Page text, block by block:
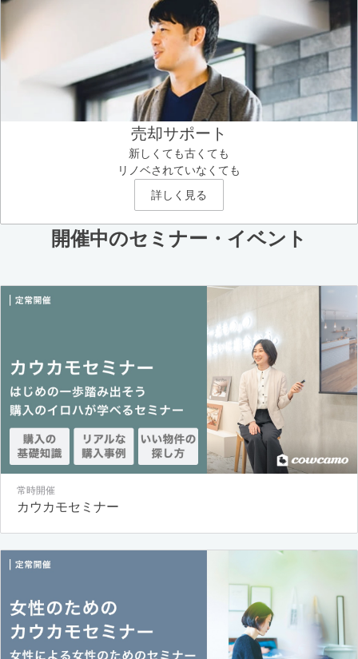
売却サポート
新しくても古くても
リノベされていなくても
詳しく見る
開催中のセミナー・イベント
常時開催
カウカモセミナー